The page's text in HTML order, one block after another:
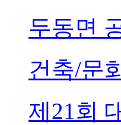
두동면
건축/문
제21회